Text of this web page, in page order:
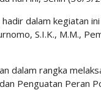
dalam kegiatan
S.I.K., M.M.,
dalam rangka
Penguatan Peran